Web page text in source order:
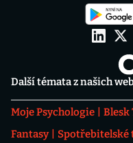
Další témata z našich
Moje Psychologie Blesk
Fantasy
Spotřebitelské